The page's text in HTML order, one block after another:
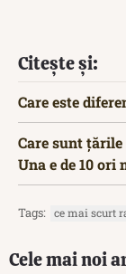
Citește și:
Care este
Care sunt
Una e de 10 ori
Tags: ce mai scurt
Cele mai noi